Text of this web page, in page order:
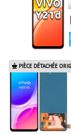
PIÈCE DÉTACHÉE